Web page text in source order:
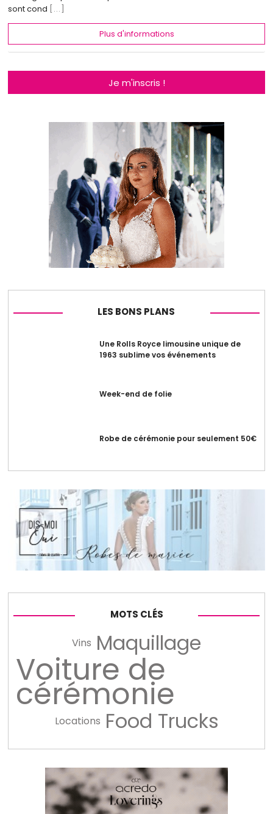
sont cond [...]
Plus d'informations
Je m'inscris !
LES BONS PLANS
Une Rolls Royce limousine unique de
1963 sublime vos événements
Week-end de folie
Robe de cérémonie pour seulement 50€
MOTS CLÉS
Vins Maquillage
Voiture de
cérémonie
Locations Food Trucks